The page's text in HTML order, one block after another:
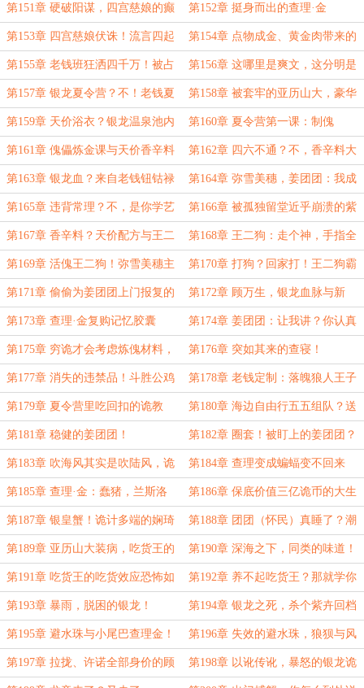
攻
第151章 硬破阳谋，四宫慈娘的癫
狂质问
第152章 挺身而出的查理·金
第153章 四宫慈娘伏诛！流言四起 第154章 点物成金、黄金肉带来的
疯狂
第155章 老钱班狂洒四千万！被占
据的图书角
第156章 这哪里是爽文，这分明是
我在写我！
第157章 银龙夏令营？不！老钱夏
令营
第158章 被套牢的亚历山大，豪华
宿舍？这是抢劫！
第159章 天价浴衣？银龙温泉池内
洗涤诡体
第160章 夏令营第一课：制傀
第161章 傀儡炼金课与天价香辛料 第162章 四六不通？不，香辛料大
师！
第163章 银龙血？来自老钱钮钴禄
氏的校园爸凌
第164章 弥雪美穗，姜团团：我成
授课老师了？
第165章 违背常理？不，是你学艺
不精，免修了！
第166章 被孤独留堂近乎崩溃的紫
卉格格！
第167章 香辛料？天价配方与王二
狗
第168章 王二狗：走个神，手指全
没了？
第169章 活傀王二狗！弥雪美穗主
人的最后通牒？
第170章 打狗？回家打！王二狗霸
气护主！
第171章 偷偷为姜团团上门报复的
查理·金
第172章 顾万生，银龙血脉与新
生？
第173章 查理·金复购记忆胶囊 第174章 姜团团：让我讲？你认真
的？
第175章 穷诡才会考虑炼傀材料，
老钱精选秘银与诡金
第176章 突如其来的查寝！
第177章 消失的违禁品！斗胜公鸡
紫卉格格
第178章 老钱定制：落魄狼人王子
与体弱吸血鬼少爷
第179章 夏令营里吃回扣的诡教
师！
第180章 海边自由行五五组队？送
上门的六千万诡币
第181章 稳健的姜团团！ 第182章 圈套！被盯上的姜团团？
战神王二狗！
第183章 吹海风其实是吹陆风，诡
异之夜
第184章 查理变成蝙蝠变不回来
了！银龙鱼
第185章 查理·金：蠢猪，兰斯洛
特：我是为爱毫不保
第186章 保底价值三亿诡币的大生
意！
第187章 银皇蟹！诡计多端的娴琦
格格
第188章 团团（怀民）真睡了？潮
汐退去的赶海
第189章 亚历山大装病，吃货王的
不治之症有救了！
第190章 深海之下，同类的味道！
第191章 吃货王的吃货效应恐怖如
斯！银海洞窟
第192章 养不起吃货王？那就学你
老爹被吃货王包养！
第193章 暴雨，脱困的银龙！ 第194章 银龙之死，杀个紫卉回档
看看！
第195章 避水珠与小尾巴查理金！ 第196章 失效的避水珠，狼狈与风
度
第197章 拉拢、许诺全部身价的顾 第198章 以讹传讹，暴怒的银龙诡